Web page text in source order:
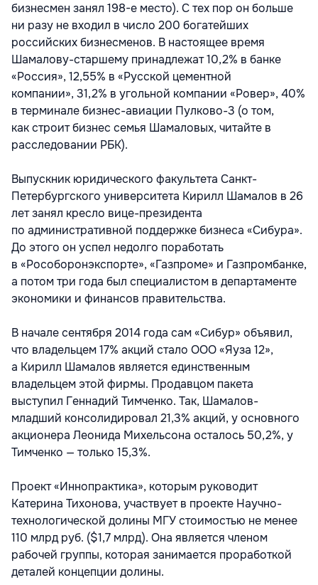
бизнесмен занял 198-е место). С тех пор он больше
ни разу не входил в число 200 богатейших
российских бизнесменов. В настоящее время
Шамалову-старшему принадлежат 10,2% в банке
«Россия», 12,55% в «Русской цементной
компании», 31,2% в угольной компании «Ровер», 40%
в терминале бизнес-авиации Пулково-3 (о том,
как строит бизнес семья Шамаловых, читайте в
расследовании РБК).
Выпускник юридического факультета Санкт-
Петербургского университета Кирилл Шамалов в 26
лет занял кресло вице-президента
по административной поддержке бизнеса «Сибура».
До этого он успел недолго поработать
в «Рособоронэкспорте», «Газпроме» и Газпромбанке,
а потом три года был специалистом в департаменте
экономики и финансов правительства.
В начале сентября 2014 года сам «Сибур» объявил,
что владельцем 17% акций стало ООО «Яуза 12»,
а Кирилл Шамалов является единственным
владельцем этой фирмы. Продавцом пакета
выступил Геннадий Тимченко. Так, Шамалов-
младший консолидировал 21,3% акций, у основного
акционера Леонида Михельсона осталось 50,2%, у
Тимченко — только 15,3%.
Проект «Иннопрактика», которым руководит
Катерина Тихонова, участвует в проекте Научно-
технологической долины МГУ стоимостью не менее
110 млрд руб. ($1,7 млрд). Она является членом
рабочей группы, которая занимается проработкой
деталей концепции долины.